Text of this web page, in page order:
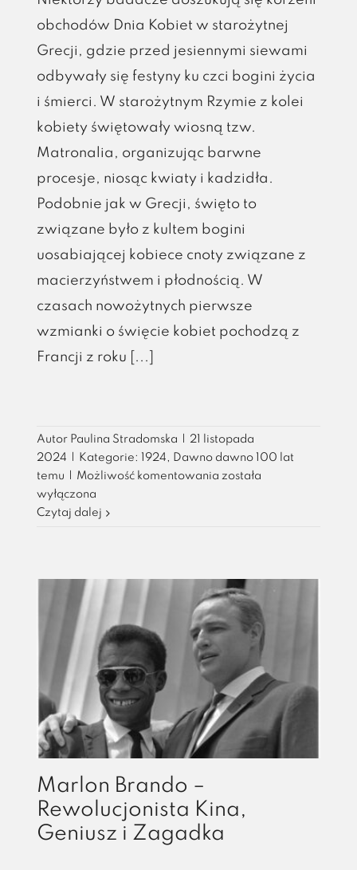
obchodów Dnia Kobiet w starożytnej
Grecji, gdzie przed jesiennymi siewami
odbywały się festyny ku czci bogini życia
i śmierci. W starożytnym Rzymie z kolei
kobiety świętowały wiosną tzw.
Matronalia, organizując barwne
procesje, niosąc kwiaty i kadzidła.
Podobnie jak w Grecji, święto to
związane było z kultem bogini
uosabiającej kobiece cnoty związane z
macierzyństwem i płodnością. W
czasach nowożytnych pierwsze
wzmianki o święcie kobiet pochodzą z
Francji z roku [...]
Autor Paulina Stradomska
21 listopada
2024
Kategorie: 1924, Dawno dawno 100 lat
temu
Możliwość komentowania Pierwsze
została
wyłączona
Czytaj dalej
Marlon Brando –
Rewolucjonista Kina,
Geniusz i Zagadka